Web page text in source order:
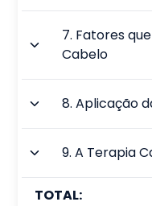
7. Fatores
Cabelo
8.Aplicação
9.A Terapia
TOTAL: